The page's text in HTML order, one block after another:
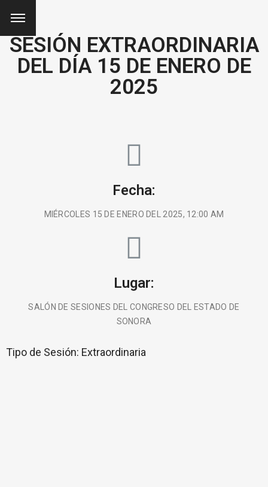
SESIÓN EXTRAORDINARIA
DEL DÍA 15 DE ENERO DE
2025
Fecha:
MIÉRCOLES 15 DE ENERO DEL 2025, 12:00 AM
Lugar:
SALÓN DE SESIONES DEL CONGRESO DEL ESTADO DE
SONORA
Tipo de Sesión: Extraordinaria